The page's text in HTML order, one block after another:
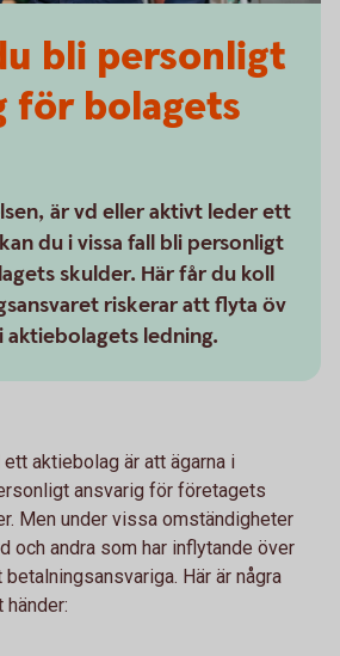
bli personligt
för bolagets
är vd eller aktivt leder ett
du i vissa fall bli personligt
skulder. Här får du koll
riskerar att flyta öv
aktiebolagets ledning.
aktiebolag är att ägarna i
ansvarig för företagets
Men under vissa omständigheter
och andra som har inflytande över
Här är några